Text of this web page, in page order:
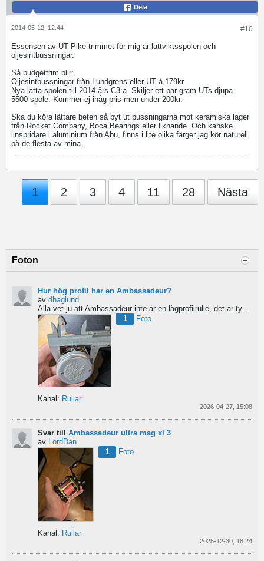
Dela
#10
2014-05-12, 12:44
Essensen av UT Pike trimmet för mig är lättviktsspolen och
oljesintbussningar.
Så budgettrim blir:
Oljesintbussningar från Lundgrens eller UT á 179kr.
Nya lätta spolen till 2014 års C3:a. Skiljer ett par gram UTs djupa
5500-spole. Kommer ej ihåg pris men under 200kr.
Ska du köra lättare beten så byt ut bussningarna mot keramiska lager
från Rocket Company, Boca Bearings eller liknande. Och kanske
linspridare i aluminium från Abu, finns i lite olika färger jag kör naturell
på de flesta av mina.
1 2 3 4 11 28 Nästa
Foton
Hur hög profil har en Ambassadeur?
av dhaglund
Alla vet ju att Ambassadeur inte är en lågprofilrulle, det är tydligt. Men hur hög profil har de egentligen?...
1
Foto
Kanal: Rullar
2026-04-27, 15:08
Svar till Ambassadeur ultra mag xl 3
av
LordDan
1
Foto
Kanal: Rullar
2025-12-30, 18:24